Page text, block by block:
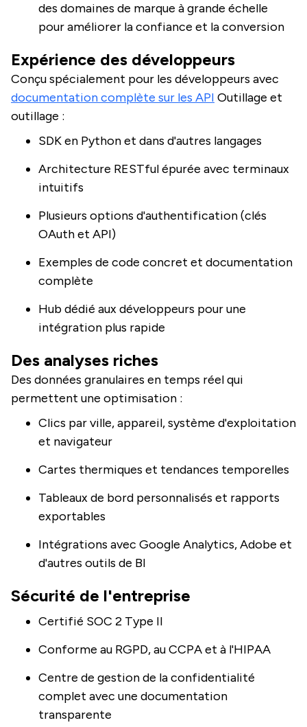
des domaines de marque à grande échelle
pour améliorer la confiance et la conversion
Expérience des développeurs
Conçu spécialement pour les développeurs avec
documentation complète sur les API Outillage et
outillage :
SDK en Python et dans d'autres langages
Architecture RESTful épurée avec terminaux
intuitifs
Plusieurs options d'authentification (clés
OAuth et API)
Exemples de code concret et documentation
complète
Hub dédié aux développeurs pour une
intégration plus rapide
Des analyses riches
Des données granulaires en temps réel qui
permettent une optimisation :
Clics par ville, appareil, système d'exploitation
et navigateur
Cartes thermiques et tendances temporelles
Tableaux de bord personnalisés et rapports
exportables
Intégrations avec Google Analytics, Adobe et
d'autres outils de BI
Sécurité de l'entreprise
Certifié SOC 2 Type II
Conforme au RGPD, au CCPA et à l'HIPAA
Centre de gestion de la confidentialité
complet avec une documentation
transparente